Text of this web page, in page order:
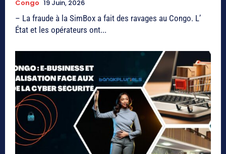
Congo 19 Juin, 2026
– La fraude à la SimBox a fait des ravages au Congo. L’
État et les opérateurs ont...